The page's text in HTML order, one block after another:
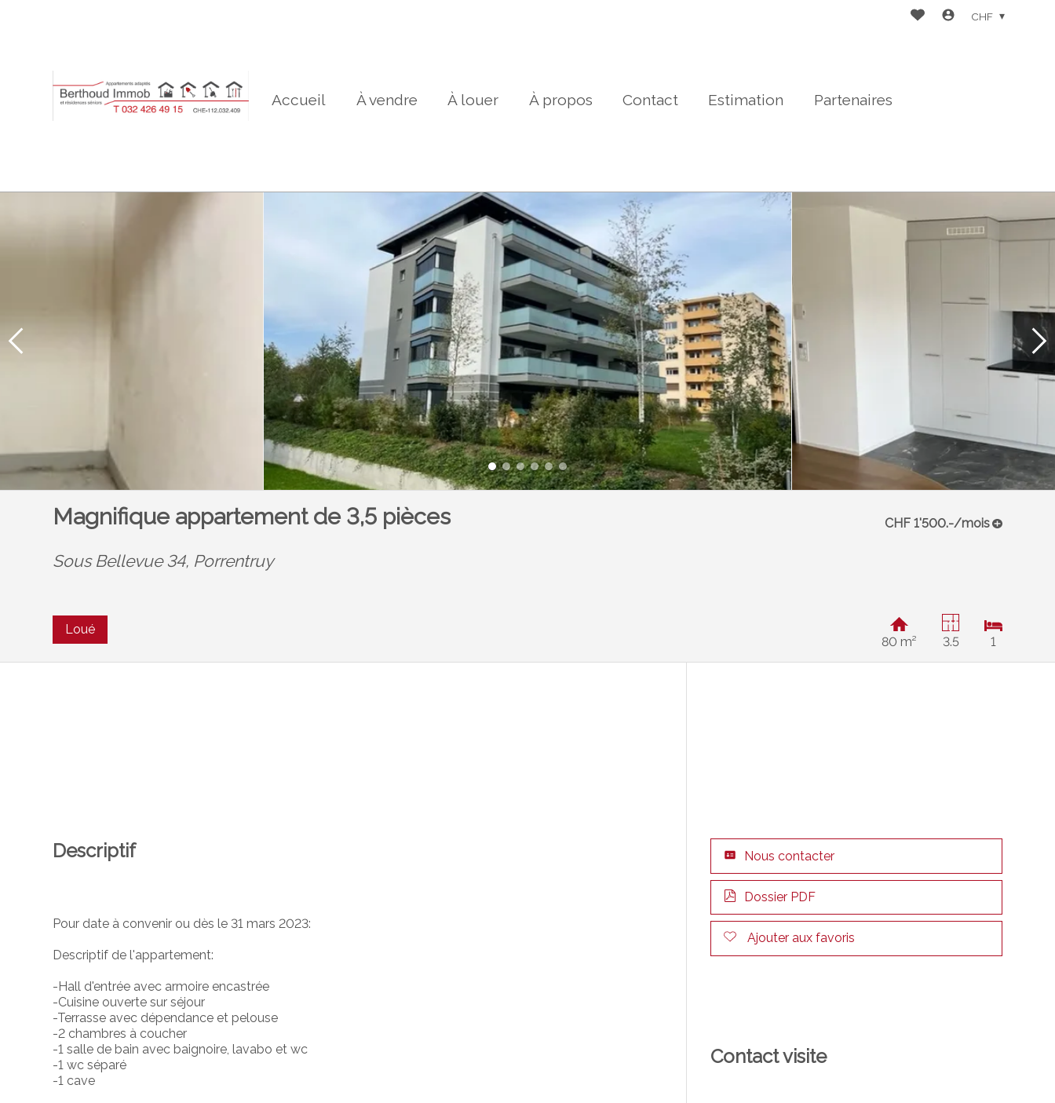
Accueil À vendre À louer À propos Contact Estimation Partenaires
CHF
Magnifique appartement de 3,5 pièces CHF 1'500.-/mois
Sous Bellevue 34, Porrentruy
Loué
80 m²
3.5 1
Descriptif
Pour date à convenir ou dès le 31 mars 2023:
Descriptif de l'appartement:
-Hall d'entrée avec armoire encastrée
-Cuisine ouverte sur séjour
-Terrasse avec dépendance et pelouse
-2 chambres à coucher
-1 salle de bain avec baignoire, lavabo et wc
-1 wc séparé
-1 cave
Nous contacter
Dossier PDF
Ajouter aux favoris
Contact visite